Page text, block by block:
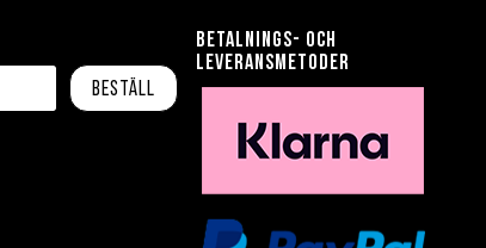
Beställ
Betalnings- och
leveransmetoder